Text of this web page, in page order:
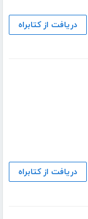
دریافت از کتابراه
دریافت از کتابراه